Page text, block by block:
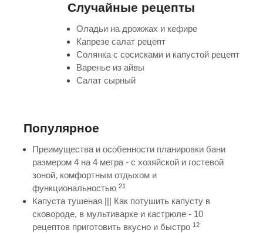
Случайные рецепты
Оладьи на дрожжах и кефире
Капрезе салат рецепт
Солянка с сосисками и капустой рецепт
Варенье из айвы
Салат сырный
Популярное
Преимущества и особенности планировки бани
размером 4 на 4 метра - с хозяйской и гостевой
зоной, комфортным отдыхом и
функциональностью 21
Капуста тушеная ||| Как потушить капусту в
сковороде, в мультиварке и кастрюле - 10
рецептов приготовить вкусно и быстро 12